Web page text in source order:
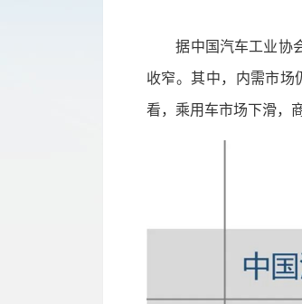
据中国汽车工业协会
收窄。其中，内需市场
看，乘用车市场下滑，